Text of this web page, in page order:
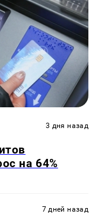
3 дня назад
на 64%
7 дней назад